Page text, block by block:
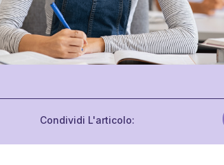
Condividi L'articolo: